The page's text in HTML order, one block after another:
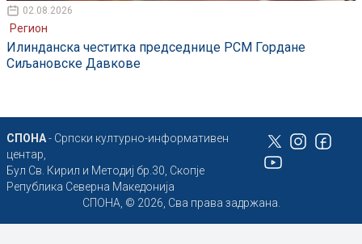
02.08.2026
Регион
Илинданска честитка председнице РСМ Гордане
Сиљановске Давкове
СПОНА- Српски културно-информативен
центар,
Бул Св. Кирил и Методиј бр.30, Скопје
Република Северна Македонија
СПОНА, © 2026, Сва права задржана.